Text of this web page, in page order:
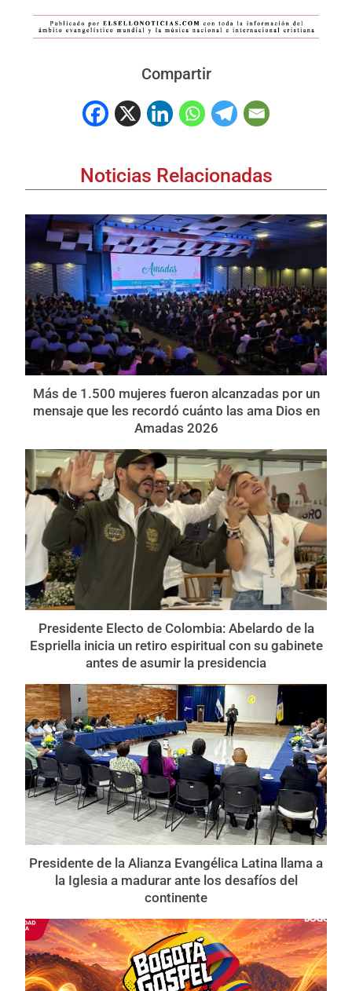
Compartir
Noticias Relacionadas
Más de 1.500 mujeres fueron alcanzadas por un
mensaje que les recordó cuánto las ama Dios en
Amadas 2026
Presidente Electo de Colombia: Abelardo de la
Espriella inicia un retiro espiritual con su gabinete
antes de asumir la presidencia
Presidente de la Alianza Evangélica Latina llama a
la Iglesia a madurar ante los desafíos del
continente